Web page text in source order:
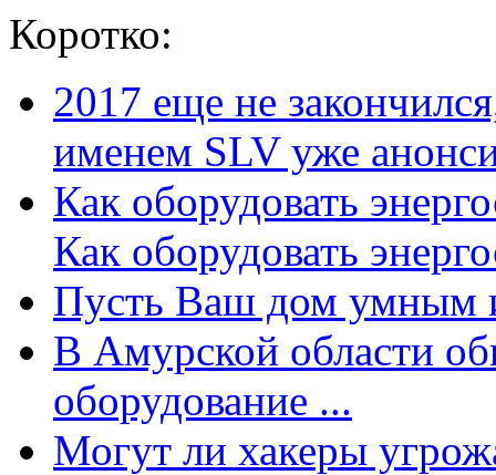
Коротко:
2017 еще не
именем SLV уже
Как оборудовать
Как оборудовать
Пусть Ваш дом умным
В Амурской области
оборудование ...
Могут ли хакеры